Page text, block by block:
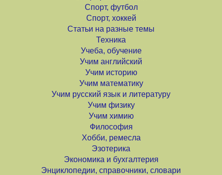
Спорт, футбол
Спорт, хоккей
Статьи на разные темы
Техника
Учеба, обучение
Учим английский
Учим историю
Учим математику
Учим русский язык и литературу
Учим физику
Учим химию
Философия
Хобби, ремесла
Эзотерика
Экономика и бухгалтерия
Энциклопедии, справочники, словари